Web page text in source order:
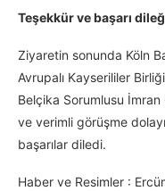
Teşekkür ve başarı
Ziyaretin sonunda Köln
Avrupalı Kayserililer
Belçika Sorumlusu
ve verimli görüşme
başarılar diledi.
Haber ve Resimler :